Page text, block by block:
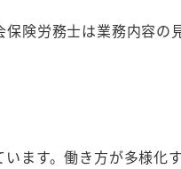
険労務士は業務内容の
ます。働き方が多様化